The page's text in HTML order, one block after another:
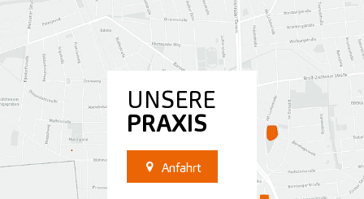
UNSERE
PRAXIS
Anfahrt